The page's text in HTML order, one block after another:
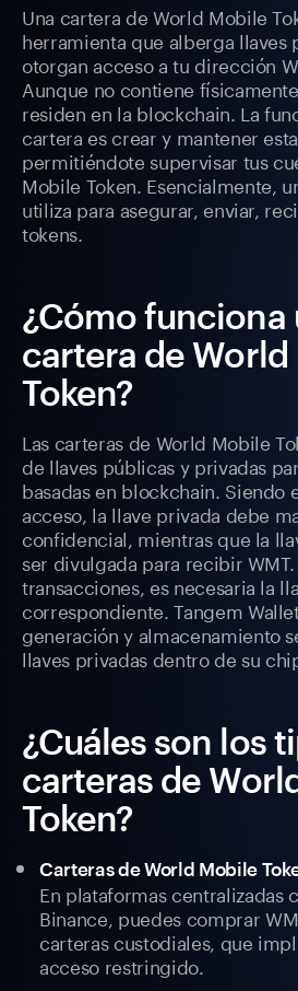
Una cartera de World Mobile
herramienta que alberga llaves
otorgan acceso a tu dirección
Aunque no contiene
residen en la blockchain. La
cartera es crear y mantener
permitiéndote supervisar tus
Mobile Token. Esencialmente,
utiliza para asegurar, enviar,
tokens.
¿Cómo funciona
cartera de
Token?
Las carteras de World Mobile
de llaves públicas y privadas
basadas en blockchain. Siendo
acceso, la llave privada debe
confidencial, mientras que la
ser divulgada para recibir WMT.
transacciones, es necesaria la
correspondiente. Tangem
generación y almacenamiento
llaves privadas dentro de su
¿Cuáles son los
carteras de
Token?
Carteras de World Mobile
En plataformas centralizadas
Binance, puedes comprar
carteras custodiales, que
acceso restringido.